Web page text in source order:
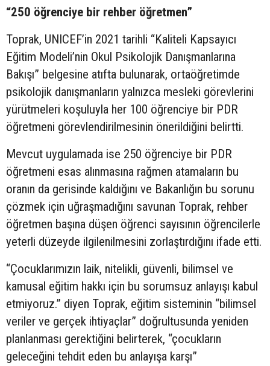
“250 öğrenciye bir rehber öğretmen”
Toprak, UNICEF’in 2021 tarihli “Kaliteli Kapsayıcı
Eğitim Modeli’nin Okul Psikolojik Danışmanlarına
Bakışı” belgesine atıfta bulunarak, ortaöğretimde
psikolojik danışmanların yalnızca mesleki görevlerini
yürütmeleri koşuluyla her 100 öğrenciye bir PDR
öğretmeni görevlendirilmesinin önerildiğini belirtti.
Mevcut uygulamada ise 250 öğrenciye bir PDR
öğretmeni esas alınmasına rağmen atamaların bu
oranın da gerisinde kaldığını ve Bakanlığın bu sorunu
çözmek için uğraşmadığını savunan Toprak, rehber
öğretmen başına düşen öğrenci sayısının öğrencilerle
yeterli düzeyde ilgilenilmesini zorlaştırdığını ifade etti.
“Çocuklarımızın laik, nitelikli, güvenli, bilimsel ve
kamusal eğitim hakkı için bu sorumsuz anlayışı kabul
etmiyoruz.” diyen Toprak, eğitim sisteminin “bilimsel
veriler ve gerçek ihtiyaçlar” doğrultusunda yeniden
planlanması gerektiğini belirterek, “çocukların
geleceğini tehdit eden bu anlayışa karşı”